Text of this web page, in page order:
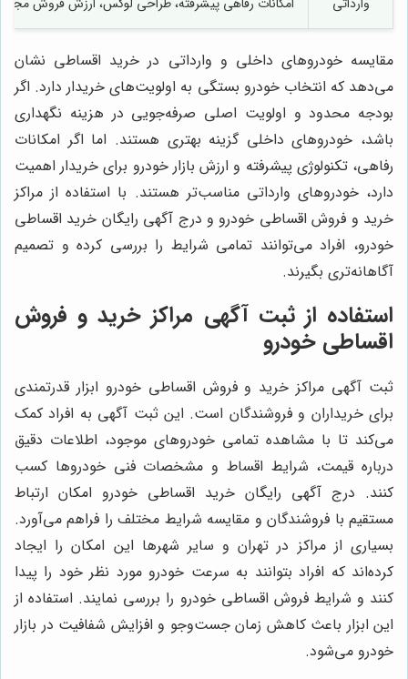
مقایسه خودروهای داخلی و وارداتی در خرید اقساطی نشان
می‌دهد که انتخاب خودرو بستگی به اولویت‌های خریدار دارد. اگر
بودجه محدود و اولویت اصلی صرفه‌جویی در هزینه نگهداری
باشد، خودروهای داخلی گزینه بهتری هستند. اما اگر امکانات
رفاهی، تکنولوژی پیشرفته و ارزش بازار خودرو برای خریدار اهمیت
دارد، خودروهای وارداتی مناسب‌تر هستند. با استفاده از مراکز
خرید و فروش اقساطی خودرو و درج آگهی رایگان خرید اقساطی
خودرو، افراد می‌توانند تمامی شرایط را بررسی کرده و تصمیم
آگاهانه‌تری بگیرند.
استفاده از ثبت آگهی مراکز خرید و فروش
اقساطی خودرو
ثبت آگهی مراکز خرید و فروش اقساطی خودرو ابزار قدرتمندی
برای خریداران و فروشندگان است. این ثبت آگهی به افراد کمک
می‌کند تا با مشاهده تمامی خودروهای موجود، اطلاعات دقیق
درباره قیمت، شرایط اقساط و مشخصات فنی خودروها کسب
کنند. درج آگهی رایگان خرید اقساطی خودرو امکان ارتباط
مستقیم با فروشندگان و مقایسه شرایط مختلف را فراهم می‌آورد.
بسیاری از مراکز در تهران و سایر شهرها این امکان را ایجاد
کرده‌اند که افراد بتوانند به سرعت خودرو مورد نظر خود را پیدا
کنند و شرایط فروش اقساطی خودرو را بررسی نمایند. استفاده از
این ابزار باعث کاهش زمان جست‌وجو و افزایش شفافیت در بازار
خودرو می‌شود.